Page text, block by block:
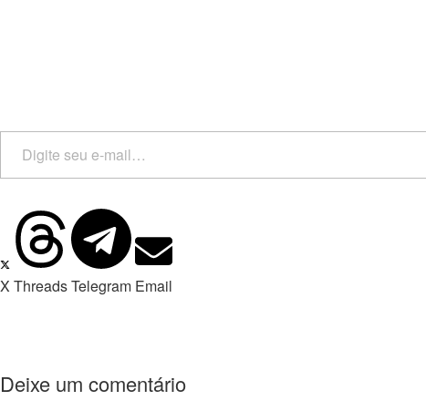
X ThreadsTelegram Email
Deixe um comentário